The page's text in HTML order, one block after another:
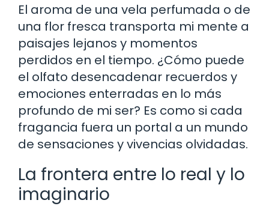
El aroma de una vela perfumada o de
una flor fresca transporta mi mente a
paisajes lejanos y momentos
perdidos en el tiempo. ¿Cómo puede
el olfato desencadenar recuerdos y
emociones enterradas en lo más
profundo de mi ser? Es como si cada
fragancia fuera un portal a un mundo
de sensaciones y vivencias olvidadas.
La frontera entre lo real y lo
imaginario